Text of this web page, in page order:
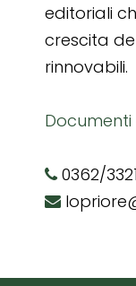
editoriali
crescita
rinnovabili.
Documenti
0362/